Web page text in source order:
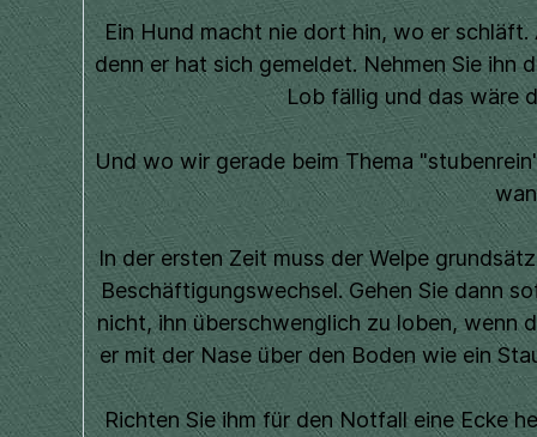
Ein Hund macht nie dort hin, wo er
denn er hat sich gemeldet. Nehmen Sie ihn
Lob fällig und das wäre
Und wo wir gerade beim Thema
In der ersten Zeit muss der Welpe
Beschäftigungswechsel. Gehen Sie dann
nicht, ihn überschwenglich zu loben, wenn
er mit der Nase über den Boden wie ein
Richten Sie ihm für den Notfall eine Ecke